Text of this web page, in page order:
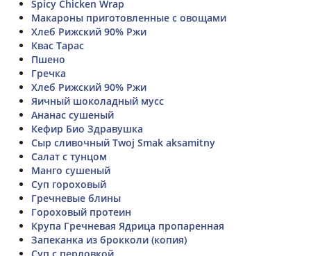
Spicy Chicken Wrap
Макароны приготовленные с овощами
Хлеб Рижский 90% Ржи
Квас Тарас
Пшено
Гречка
Хлеб Рижский 90% Ржи
Яичный шоколадный мусс
Ананас сушеный
Кефир Био Здравушка
Сыр сливочный Twoj Smak aksamitny
Салат с тунцом
Манго сушеный
Суп гороховый
Гречневые блины
Гороховый протеин
Крупа Гречневая Ядрица пропаренная
Запеканка из брокколи (копия)